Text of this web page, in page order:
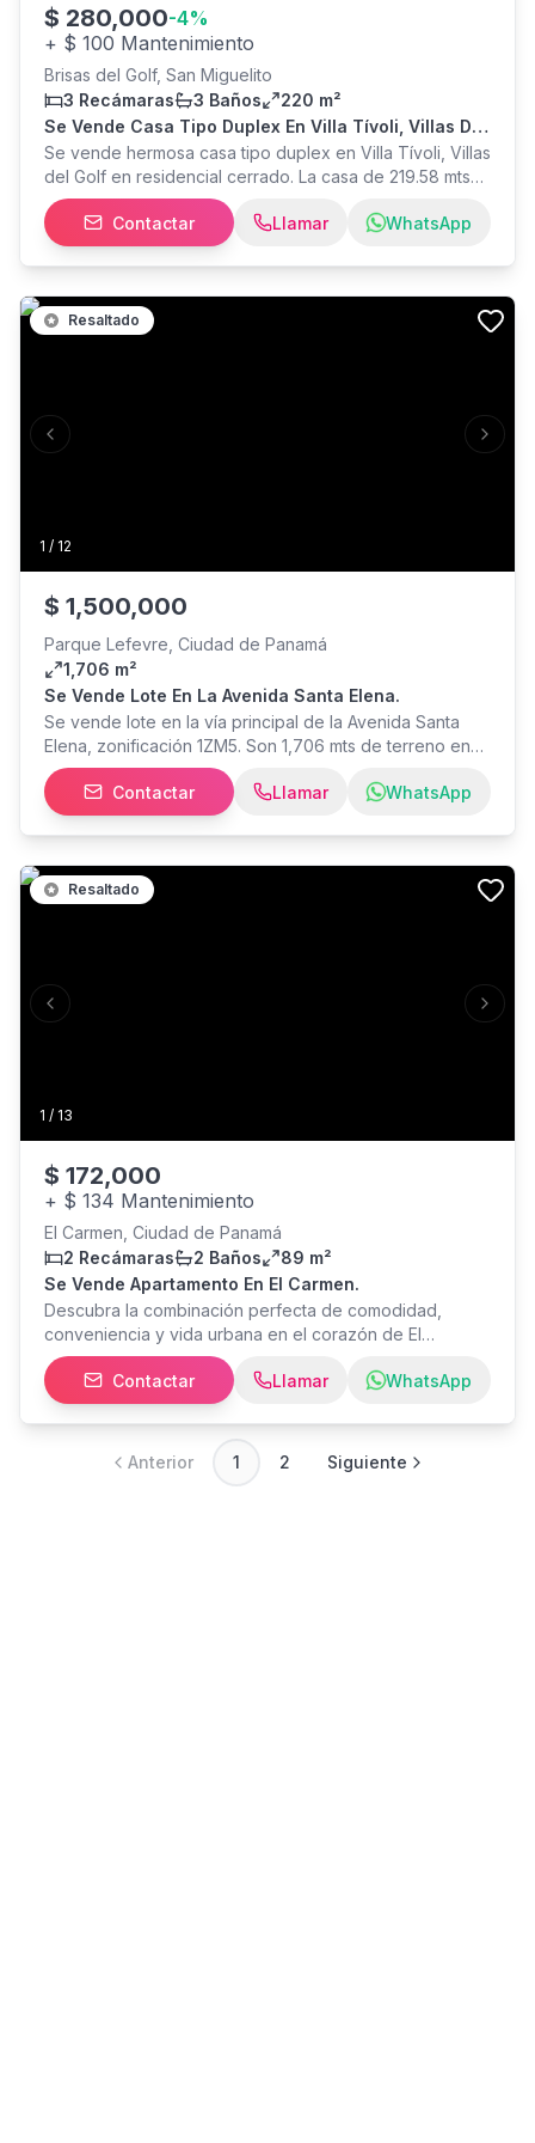
frente al mar donde cada detalle invita a disfrutar.
$ 280,000-4%
+ $ 100 Mantenimiento
Brisas del Golf, San Miguelito
3 Recámaras
3 Baños
220 m²
Se Vende Casa Tipo Duplex En Villa Tívoli, Villas Del
Golf, Precio Por Debajo Del Avaluo.
Se vende hermosa casa tipo duplex en Villa Tívoli, Villas
del Golf en residencial cerrado. La casa de 219.58 mts
se distribuye de la siguiente manera: tres (3) recamaras,
tres (3) baños, sala - comedor, cocina, lavandería y una
hermosa terraza con jardín. El residencial cuenta con
una completa área social: piscina, salón de eventos con
aire, sala abierta, BBQ, gimnasio, cancha de tenis y dos
(2) parques. PRECIO POR DEBAJO DEL AVALUO.
Contactar Llamar WhatsApp
1 / 12
Previous slide Next
Resaltado
$ 1,500,000
Parque Lefevre, Ciudad de Panamá
1,706 m²
Se Vende Lote En La Avenida Santa Elena.
Se vende lote en la vía principal de la Avenida Santa
Elena, zonificación 1ZM5. Son 1,706 mts de terreno en
esquina ubicado en la muy transitada Avenida Santa
Elena. Son 32.50 mts de frente y 52.50 metros de fondo.
Cuenta con electricidad, aceras, alcantarillados, agua
potable y drenajes de aguas servidas.
Contactar Llamar WhatsApp
1 / 13
Previous slide Next
Resaltado
$ 172,000
+ $ 134 Mantenimiento
El Carmen, Ciudad de Panamá
2 Recámaras
2 Baños
89 m²
Se Vende Apartamento En El Carmen.
Descubra la combinación perfecta de comodidad,
conveniencia y vida urbana en el corazón de El
Carmen, uno de los barrios residenciales más cotizados
de la Ciudad de Panamá. Este hermoso apartamento de
89 m² ofrece una distribución funcional y cómoda, con
2 amplias recámaras, 2 baños completos, una luminosa
sala-comedor, cocina y área de lavandería
independiente. Además, la propiedad incluye 1
Contactar Llamar WhatsApp
Anterior 1 2 Siguiente